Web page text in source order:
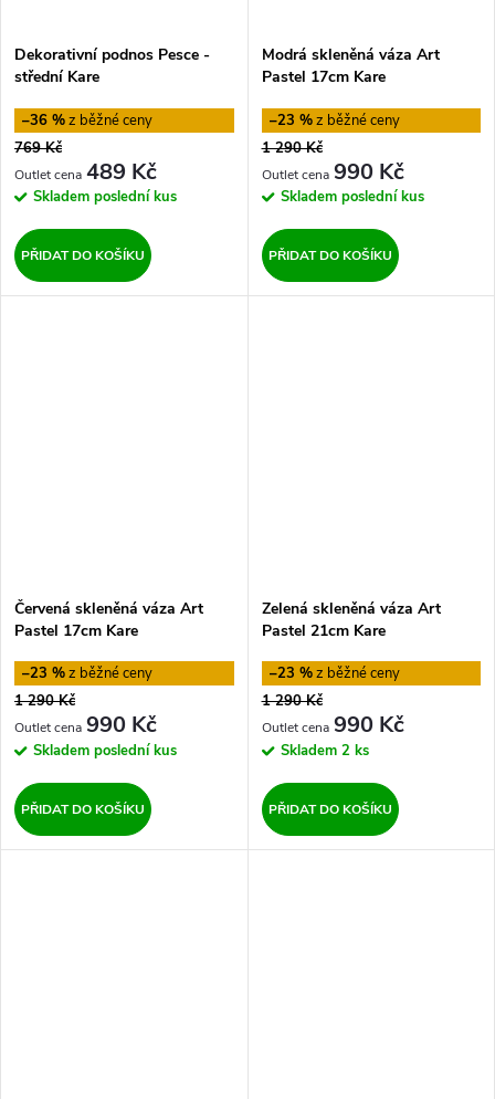
Dekorativní podnos Pesce -
střední Kare
–36 %
769 Kč
489 Kč
Skladem poslední kus
PŘIDAT DO KOŠÍKU
Modrá skleněná váza Art
Pastel 17cm Kare
–23 %
1 290 Kč
990 Kč
Skladem poslední kus
PŘIDAT DO KOŠÍKU
Červená skleněná váza Art
Pastel 17cm Kare
–23 %
1 290 Kč
990 Kč
Skladem poslední kus
PŘIDAT DO KOŠÍKU
Zelená skleněná váza Art
Pastel 21cm Kare
–23 %
1 290 Kč
990 Kč
Skladem 2 ks
PŘIDAT DO KOŠÍKU